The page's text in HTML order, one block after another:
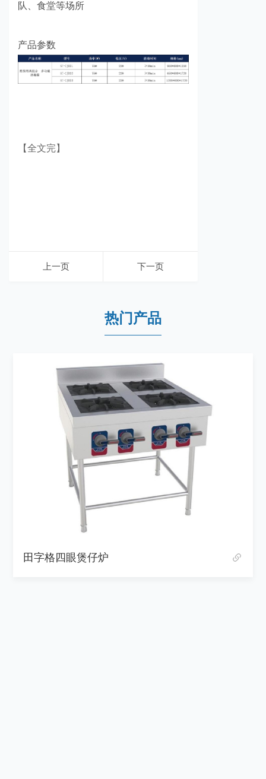
队、食堂等场所
产品参数
【全文完】
上一页 下一页
热门产品
田字格四眼煲仔炉